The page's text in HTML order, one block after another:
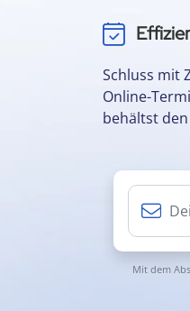
Schluss mit
Online-
behältst
Mit dem